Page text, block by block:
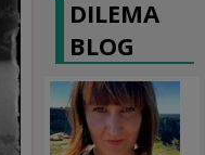
DILEMA
BLOG